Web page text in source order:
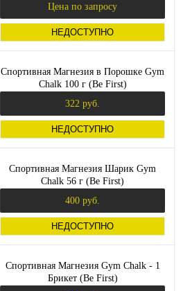
Цена по запросу
НЕДОСТУПНО
Спортивная Магнезия в Порошке Gym
Chalk 100 г (Be First)
322 руб.
НЕДОСТУПНО
Спортивная Магнезия Шарик Gym
Chalk 56 г (Be First)
400 руб.
НЕДОСТУПНО
Спортивная Магнезия Gym Chalk - 1
Брикет (Be First)